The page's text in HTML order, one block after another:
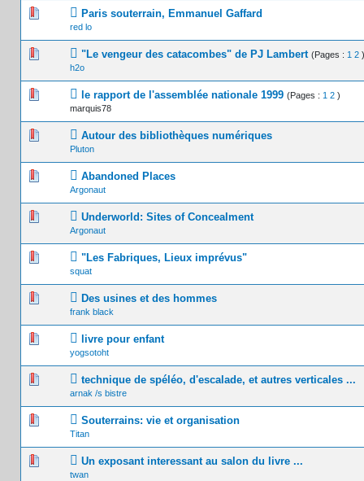
Paris souterrain, Emmanuel Gaffard
red lo
0 Votes - 0 sur 5 en moyenne
12 345
"Le vengeur des catacombes" de PJ Lambert (Pages : 1 2 )
h2o
0 Votes - 0 sur 5 en moyenne
12 345
le rapport de l'assemblée nationale 1999 (Pages : 1 2 )
marquis78
0 Votes - 0 sur 5 en moyenne
12345
Autour des bibliothèques numériques
Pluton
0 Votes - 0 sur 5 en moyenne
12345
Abandoned Places
Argonaut
0 Votes - 0 sur 5 en moyenne
1234
Underworld: Sites of Concealment
Argonaut
0 Votes - 0 sur 5 en moyenne
123 45
"Les Fabriques, Lieux imprévus"
squat
0 Votes - 0 sur 5 en moyenne
1 2345
Des usines et des hommes
frank black
0 Votes - 0 sur 5 en moyenne
123 45
livre pour enfant
yogsotoht
0 Votes - 0 sur 5 en moyenne
12
technique de spéléo, d'escalade, et autres verticales ...
arnak /s bistre
0 Votes - 0 sur 5 en moyenne
12345
Souterrains: vie et organisation
Titan
0 Votes - 0 sur 5 en moyenne
12345
Un exposant interessant au salon du livre ...
twan
0 Votes - 0 sur 5 en moyenne
12345